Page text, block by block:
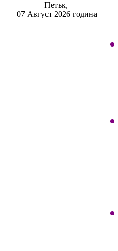
Петък,
07 Август 2026 година